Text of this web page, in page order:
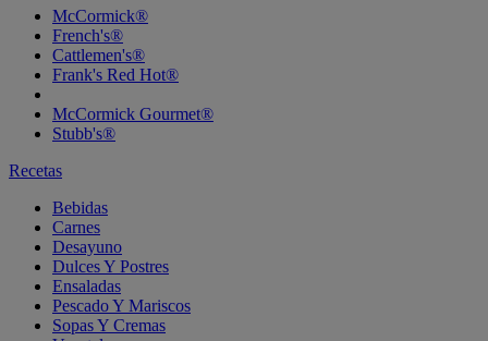
McCormick®
French's®
Cattlemen's®
Frank's Red Hot®
McCormick Gourmet®
Stubb's®
Recetas
Bebidas
Carnes
Desayuno
Dulces Y Postres
Ensaladas
Pescado Y Mariscos
Sopas Y Cremas